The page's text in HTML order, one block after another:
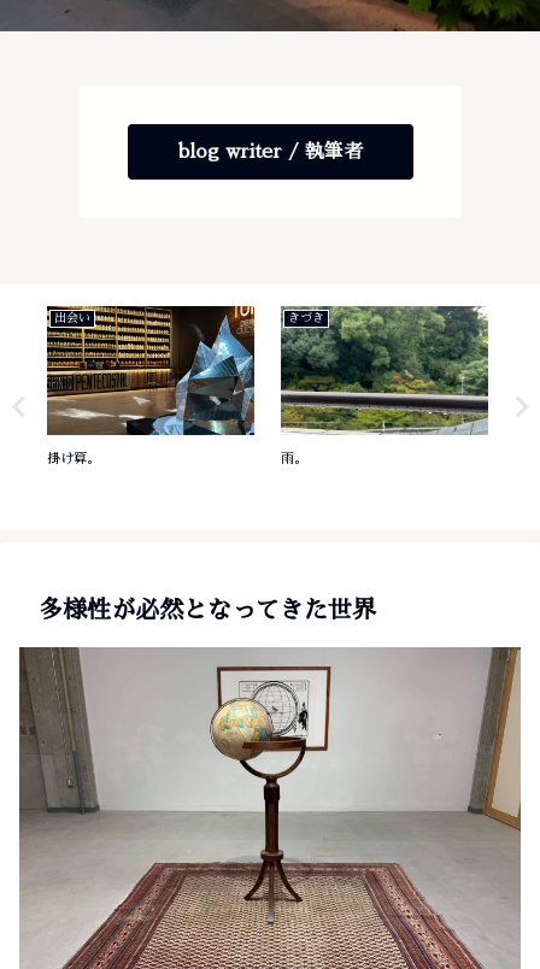
blog writer / 執筆者
出会い
掛け算。
きづき
雨。
多様性が必然となってきた世界